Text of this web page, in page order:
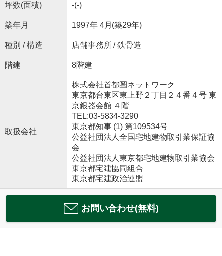
坪数(面積) -(-)
築年月 1997年 4月(築29年)
種別 / 構造 店舗事務所 / 鉄骨造
階建 8階建
取扱会社
株式会社首都圏ネットワーク
東京都台東区東上野２丁目２４番４号 東
京銀器会館 ４階
TEL:03-5834-3290
東京都知事 (1) 第109534号
公益社団法人全国宅地建物取引業保証協
会
公益社団法人東京都宅地建物取引業協会
東京都宅建協同組合
東京都宅建政治連盟
お問い合わせ(無料)